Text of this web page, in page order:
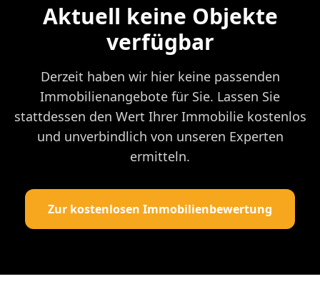
Aktuell keine Objekte
verfügbar
Derzeit haben wir hier keine passenden
Immobilienangebote für Sie. Lassen Sie
stattdessen den Wert Ihrer Immobilie kostenlos
und unverbindlich von unseren Experten
ermitteln.
Zur kostenlosen Immobilienbewertung